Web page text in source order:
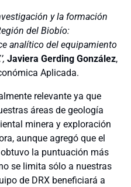
y la formación
del Biobío:
analítico del equipamiento
Javiera Gerding González,
Aplicada.
relevante ya que
áreas de geología
minera y exploración
aunque agregó que el
la puntuación más
se limita sólo a nuestras
de DRX beneficiará a